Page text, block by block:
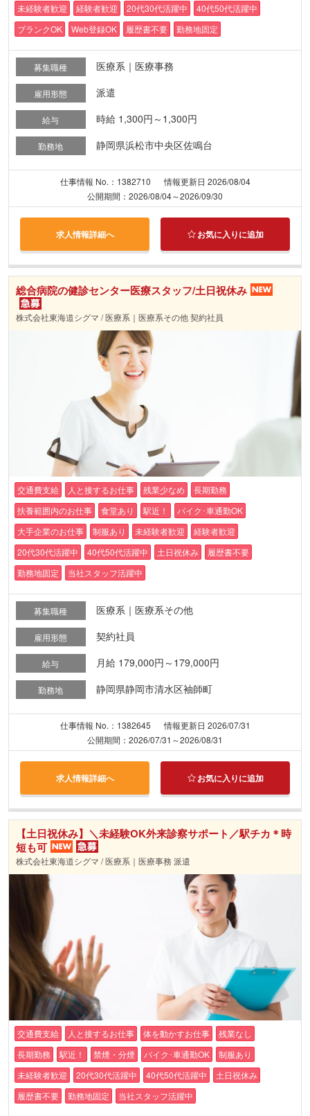
未経験者歓迎 経験者歓迎 20代30代活躍中
40代50代活躍中
ブランクOK
Web登録OK 履歴書不要 勤務地固定
募集職種 医療系｜医療事務
雇用形態 派遣
給与 時給 1,300円～1,300円
勤務地 静岡県浜松市中央区佐鳴台
仕事情報 No.：1382710
情報更新日 2026/08/04
公開期間：2026/08/04～2026/09/30
求人情報詳細へ お気に入りに追加
総合病院の健診センター医療スタッフ/土日祝休み
株式会社東海道シグマ / 医療系｜医療系その他 契約社員
交通費支給 人と接するお仕事 残業少なめ
長期勤務
扶養範囲内のお仕事
食堂あり 駅近！
バイク･車通勤OK
大手企業のお仕事
制服あり 未経験者歓迎
経験者歓迎
20代30代活躍中
40代50代活躍中 土日祝休み
履歴書不要
勤務地固定
当社スタッフ活躍中
募集職種 医療系｜医療系その他
雇用形態 契約社員
給与 月給 179,000円～179,000円
勤務地 静岡県静岡市清水区袖師町
仕事情報 No.：1382645
情報更新日 2026/07/31
公開期間：2026/07/31～2026/08/31
求人情報詳細へ お気に入りに追加
【土日祝休み】＼未経験OK外来診察サポート／駅チカ＊時
短も可
株式会社東海道シグマ / 医療系｜医療事務 派遣
交通費支給 人と接するお仕事 体を動かすお仕事
残業なし
長期勤務
駅近！ 禁煙・分煙 バイク･車通勤OK
制服あり
未経験者歓迎
20代30代活躍中 40代50代活躍中
土日祝休み
履歴書不要
勤務地固定 当社スタッフ活躍中